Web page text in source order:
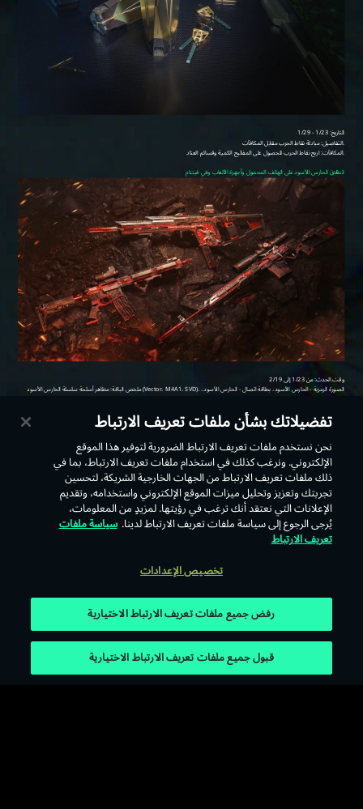
عودة
تفضيلاتك بشأن ملفات تعريف الارتباط
نحن نستخدم ملفات تعريف الارتباط الضرورية لتوفير هذا الموقع
الإلكتروني. ونرغب كذلك في استخدام ملفات تعريف الارتباط، بما في
ذلك ملفات تعريف الارتباط من الجهات الخارجية الشريكة، لتحسين
تجربتك وتعزيز وتحليل ميزات الموقع الإلكتروني واستخدامه، وتقديم
الإعلانات التي نعتقد أنك ترغب في رؤيتها. لمزيدٍ من المعلومات،
يُرجى الرجوع إلى سياسة ملفات تعريف الارتباط لدينا. سياسة ملفات
تعريف الارتباط
تخصيص الإعدادات
رفض جميع ملفات تعريف الارتباط الاختيارية
قبول جميع ملفات تعريف الارتباط الاختيارية